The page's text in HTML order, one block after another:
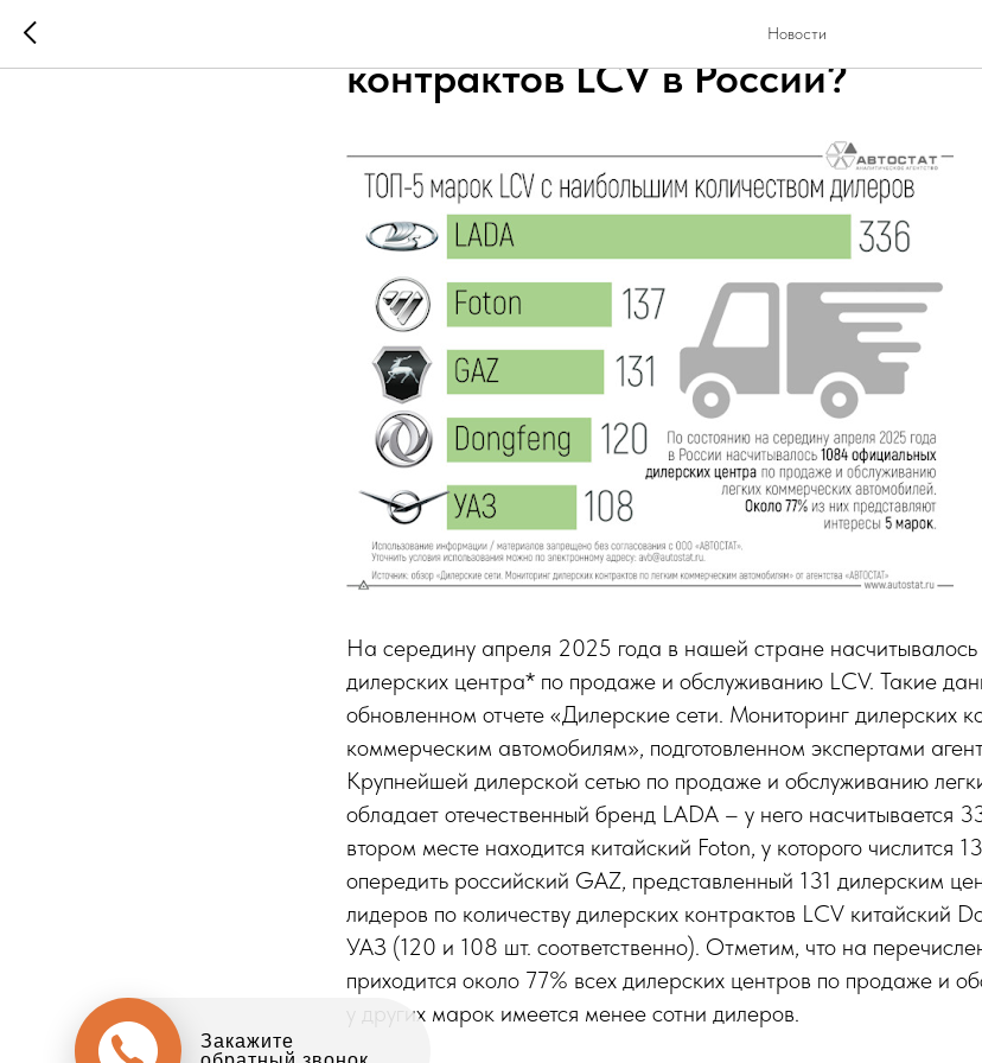
Новости
У каких марок больше всего
контрактов LCV в России?
На середину апреля 2025 года в нашей стране
дилерских центра* по продаже и обслуживанию LCV. Такие
обновленном отчете «Дилерские сети. Мониторинг дилерских
коммерческим автомобилям», подготовленном экспертами
Крупнейшей дилерской сетью по продаже и обслуживанию
обладает отечественный бренд LADA – у него насчитывается
втором месте находится китайский Foton, у которого числится
опередить российский GAZ, представленный 131 дилерским
лидеров по количеству дилерских контрактов LCV китайский
УАЗ (120 и 108 шт. соответственно). Отметим, что на
приходится около 77% всех дилерских центров по продаже и
у других марок имеется менее сотни дилеров.
Закажите